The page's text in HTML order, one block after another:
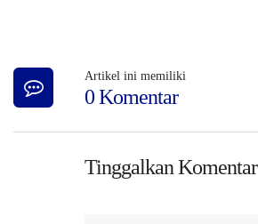
Artikel ini memiliki
0 Komentar
Tinggalkan Komentar